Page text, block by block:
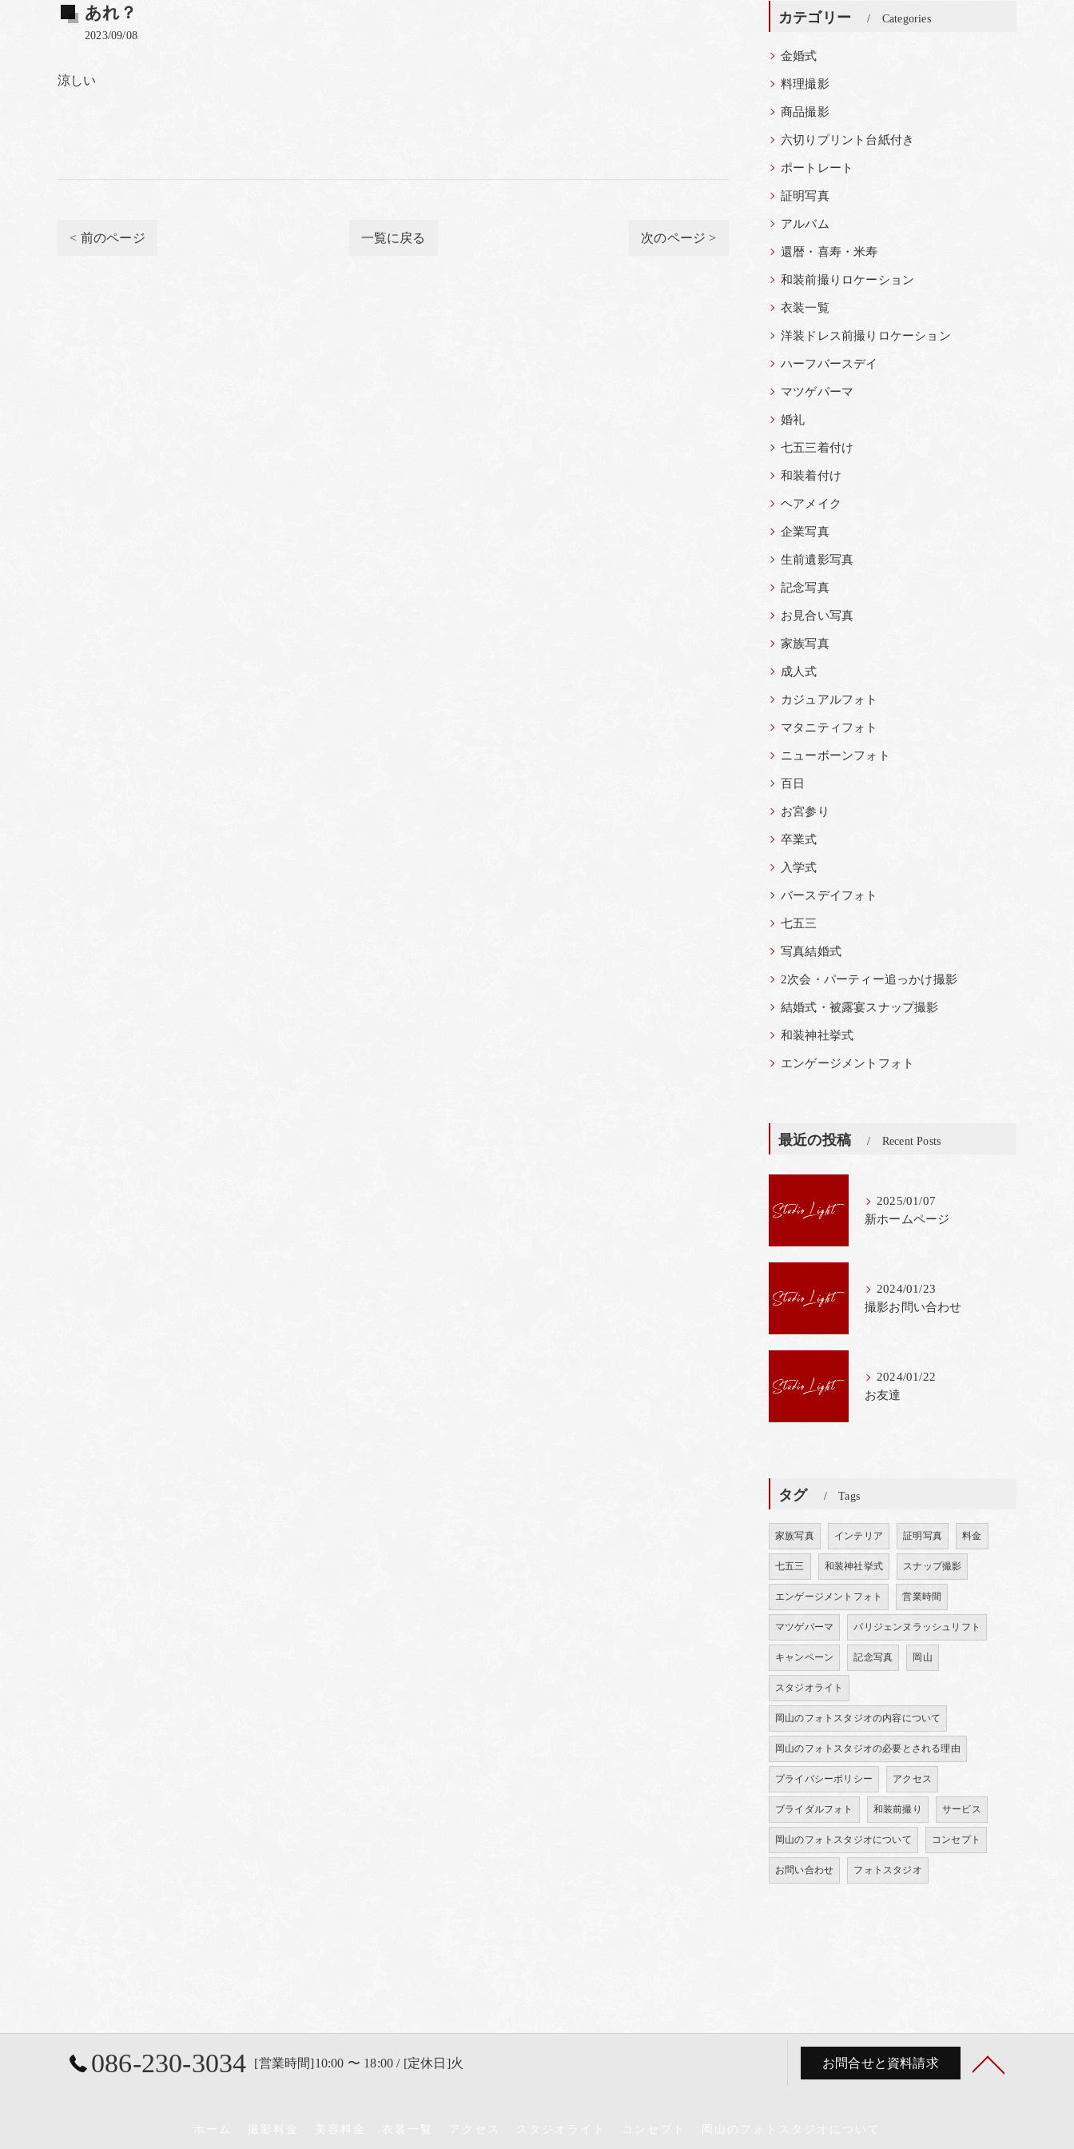
あれ？
2023/09/08
涼しい
< 前のページ 一覧に戻る 次のページ >
カテゴリー Categories
金婚式
料理撮影
商品撮影
六切りプリント台紙付き
ポートレート
証明写真
アルバム
還暦・喜寿・米寿
和装前撮りロケーション
衣装一覧
洋装ドレス前撮りロケーション
ハーフバースデイ
マツゲパーマ
婚礼
七五三着付け
和装着付け
ヘアメイク
企業写真
生前遺影写真
記念写真
お見合い写真
家族写真
成人式
カジュアルフォト
マタニティフォト
ニューボーンフォト
百日
お宮参り
卒業式
入学式
バースデイフォト
七五三
写真結婚式
2次会・パーティー追っかけ撮影
結婚式・被露宴スナップ撮影
和装神社挙式
エンゲージメントフォト
最近の投稿 Recent Posts
2025/01/07
新ホームページ
2024/01/23
撮影お問い合わせ
2024/01/22
お友達
タグ Tags
家族写真 インテリア 証明写真 料金
七五三 和装神社挙式 スナップ撮影
エンゲージメントフォト 営業時間
マツゲパーマ パリジェンヌラッシュリフト
キャンペーン 記念写真 岡山
スタジオライト
岡山のフォトスタジオの内容について
岡山のフォトスタジオの必要とされる理由
プライバシーポリシー アクセス
ブライダルフォト 和装前撮り サービス
岡山のフォトスタジオについて コンセプト
お問い合わせ フォトスタジオ
086-230-3034 [営業時間]10:00 〜 18:00 / [定休日]火 お問合せと資料請求